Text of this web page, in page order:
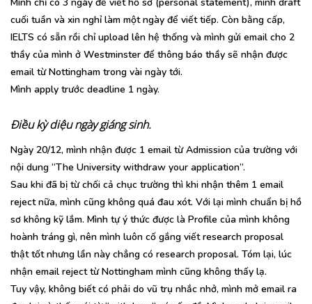
cuối tuần và xin nghỉ làm một ngày để viết tiếp. Còn bằng cấp,
IELTS có sẵn rồi chỉ upload lên hệ thống và mình gửi email cho 2
thầy của mình ở Westminster để thông báo thầy sẽ nhận được
email từ Nottingham trong vài ngày tới.
Mình apply trước deadline 1 ngày.
Điều kỳ diệu ngày giáng sinh.
Ngày 20/12, mình nhận được 1 email từ Admission của trường với
nội dung “The University withdraw your application”.
Sau khi đã bị từ chối cả chục trường thì khi nhận thêm 1 email
reject nữa, mình cũng không quá đau xót. Với lại mình chuẩn bị hồ
sơ không kỹ lắm. Mình tự ý thức được là Profile của mình không
hoành tráng gì, nên mình luôn cố gắng viết research proposal
thật tốt nhưng lần này chẳng có research proposal. Tóm lại, lúc
nhận email reject từ Nottingham mình cũng không thấy lạ.
Tuy vậy, không biết có phải do vũ trụ nhắc nhở, mình mở email ra